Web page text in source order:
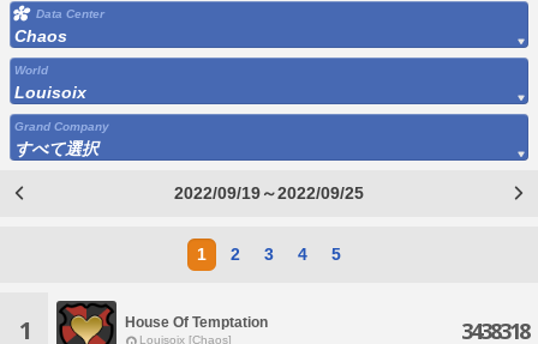
Data Center
Chaos
World
Louisoix
Grand Company
すべて選択
2022/09/19～2022/09/25
1 2 3 4 5
1 House Of Temptation
Louisoix [Chaos] 3438318